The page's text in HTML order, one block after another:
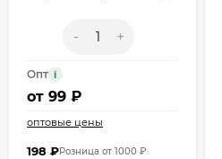
- +
Опт i
от 99 ₽
оптовые цены
198 ₽Розница от 1000 ₽